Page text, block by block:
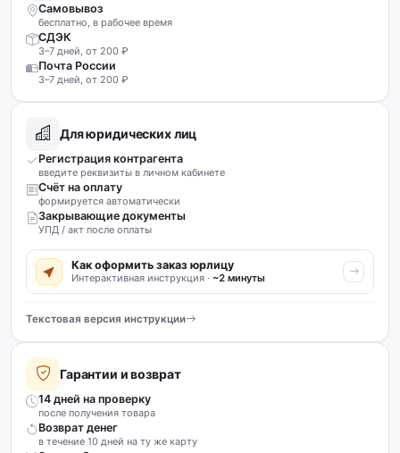
Самовывоз
бесплатно, в рабочее время
СДЭК
3–7 дней, от 200 ₽
Почта России
3–7 дней, от 200 ₽
Для юридических лиц
Регистрация контрагента
введите реквизиты в личном кабинете
Счёт на оплату
формируется автоматически
Закрывающие документы
УПД / акт после оплаты
Как оформить заказ юрлицу
Интерактивная инструкция · ~2 минуты
Текстовая версия инструкции
Гарантии и возврат
14 дней на проверку
после получения товара
Возврат денег
в течение 10 дней на ту же карту